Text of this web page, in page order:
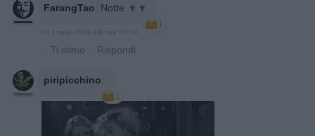
FarangTao: Notte 🍷🍷
1
24 Luglio 2024 alle ore 00:19
· Ti stimo · Rispondi
piripicchino:
1